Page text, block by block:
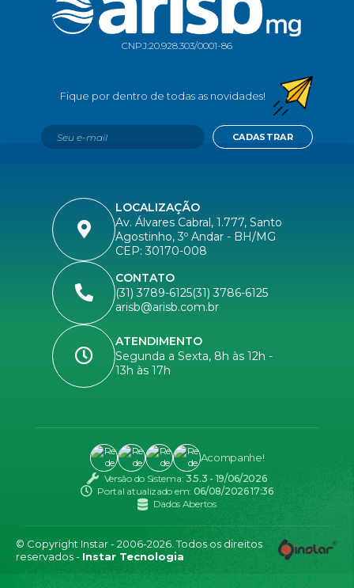
CNPJ:20.928.303/0001-86
LOCALIZAÇÃO
Av. Álvares Cabral, 1.777, Santo
Agostinho, 3º Andar - BH/MG
CEP: 30170-008
CONTATO
(31) 3789-6125(31) 3786-6125
arisb@arisb.com.br
ATENDIMENTO
Segunda a Sexta, 8h às 12h -
13h às 17h
CADASTRAR
Versão do Sistema: 3.5.3 - 19/06/2026
Portal atualizado em: 06/08/2026 17:36
Dados Abertos
Acompanhe!
© Copyright Instar - 2006-2026. Todos os direitos
reservados - Instar Tecnologia